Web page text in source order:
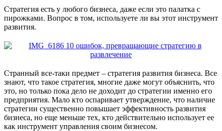
Стратегия есть у любого бизнеса, даже если это палатка с
пирожками. Вопрос в том, используете ли вы этот инструмент
развития.
Странный все-таки предмет – стратегия развития бизнеса. Все
знают, что такое стратегия, многие даже могут объяснить, что
это, но только пока дело не доходит до стратегии именно его
предприятия. Мало кто оспаривает утверждение, что наличие
стратегии существенно повышает эффективность развития
бизнеса, но еще меньше тех, кто действительно использует ее
как инструмент управления своим бизнесом.